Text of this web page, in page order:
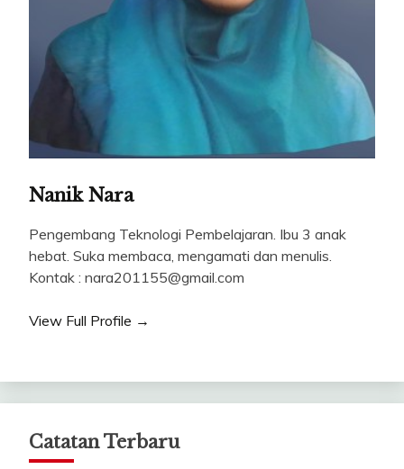
Nanik Nara
Pengembang Teknologi Pembelajaran. Ibu 3 anak
hebat. Suka membaca, mengamati dan menulis.
Kontak : nara201155@gmail.com
View Full Profile →
Catatan Terbaru